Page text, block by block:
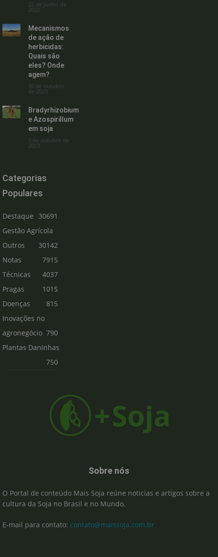
22 de junho de
2022
Mecanismos
de ação de
herbicidas:
Quais são
eles? Onde
agem?
30 de outubro
de 2023
Bradyrhizobium
e Azospirillum
em soja
3 de outubro de
2023
Categorias
Populares
Destaque
30691
Gestão Agrícola
30142
Outros
7915
Notas
Técnicas
4037
Pragas
1015
Doenças
815
Inovações no
agronegócio 790
Plantas Daninhas
750
Sobre nós
O Portal de conteúdo Mais Soja reúne noticias e artigos sobre a
cultura da Soja no Brasil e no Mundo.
E-mail para contato: contato@maissoja.com.br